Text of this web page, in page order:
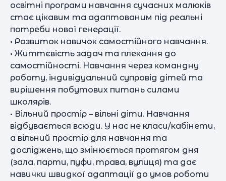
освітні програми навчання сучасних малюків
стає цікавим та адаптованим під реальні
потреби нової генерації.
• Розвиток навичок самостійного навчання.
• Життєвість задач та плекання до
самостійності. Навчання через командну
роботу, індивідуальний супровід дітей та
вирішення побутових питань силами
школярів.
• Вільний простір – вільні діти. Навчання
відбувається всюди. У нас не класи/кабінети,
а вільний простір для навчання та
досліджень, що змінюється протягом дня
(зала, парти, пуфи, трава, вулиця) та дає
навички швидкої адаптації до умов роботи